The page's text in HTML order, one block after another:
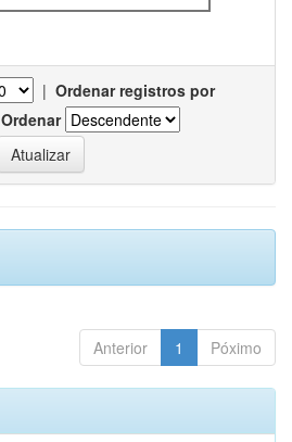
| Ordenar registros por
Ordenar
Anterior 1 Póximo